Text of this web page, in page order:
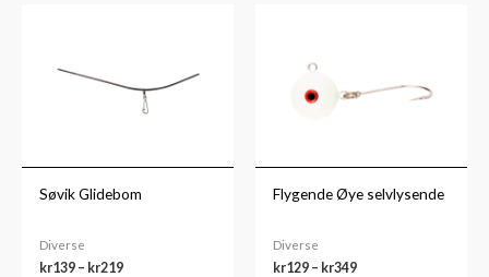
Søvik Glidebom
Diverse
kr139 – kr219
Flygende Øye selvlysende
Diverse
kr129 – kr349